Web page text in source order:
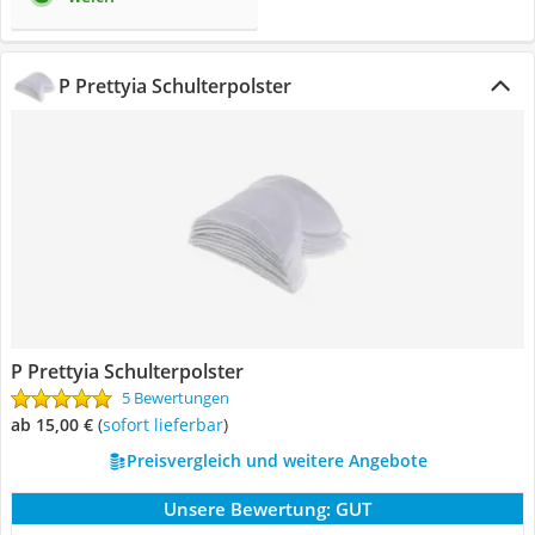
P Prettyia Schulterpolster
P Prettyia Schulterpolster
5 Bewertungen
ab 15,00 € ( Sofort lieferbar)
Preisvergleich und weitere Angebote
Unsere Bewertung: GUT